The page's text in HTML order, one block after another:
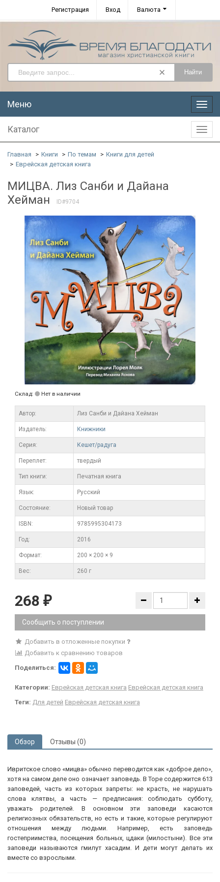
Регистрация Вход Валюта
Найти
Меню
Меню
Каталог
Главная Книги По темам
Книги для детей
Еврейская детская книга
МИЦВА. Лиз Санби и Дайана
Хейман
ID#9704
Склад: Нет в наличии
Автор: Лиз Санби и Дайана Хейман
Издатель: Книжники
Серия: Кешет/радуга
Переплет: твердый
Тип книги: Печатная книга
Язык: Русский
Состояние: Новый товар
ISBN: 9785995304173
Год: 2016
Формат: 200 × 200 × 9
Вес: 260 г
268 ₽
Сообщить о поступлении
Добавить в отложенные покупки
Добавить к сравнению товаров
Поделиться:
Категории: Еврейская детская книга Еврейская детская книга
Теги: Для детей Еврейская детская книга
Обзор Отзывы (0)
Ивритское слово «мицва» обычно переводится как «доброе дело»,
хотя на самом деле оно означает заповедь. В Торе содержится 613
заповедей, часть из которых запреты: не красть, не нарушать
слова клятвы, а часть — предписания: соблюдать субботу,
уважать родителей. В основном эти заповеди касаются
религиозных обязательств, но есть и такие, которые регулируют
отношения между людьми. Например, есть заповедь
гостеприимства, посещения больных, цдаки (милостыни). Все эти
заповеди называются гмилут хасадим. И дети могут делать их
вместе со взрослыми.